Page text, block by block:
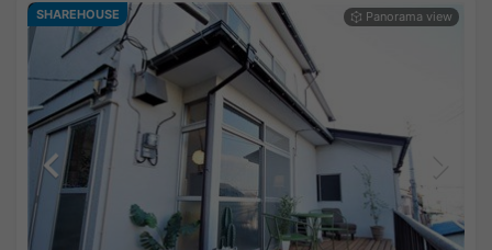
SHAREHOUSE